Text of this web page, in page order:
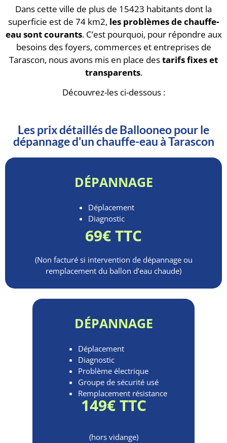
Dans cette ville de plus de 15423 habitants dont la
superficie est de 74 km2, les problèmes de chauffe-
eau sont courants. C’est pourquoi, pour répondre aux
besoins des foyers, commerces et entreprises de
Tarascon, nous avons mis en place destarifs fixes et
transparents.
Découvrez-les ci-dessous :
Les prix détaillés de Ballooneo pour le
dépannage d'un chauffe-eau à Tarascon
DÉPANNAGE
Déplacement
Diagnostic
69€ TTC
(Non facturé si intervention de dépannage ou
remplacement du ballon d’eau chaude)
DÉPANNAGE
Déplacement
Diagnostic
Problème électrique
Groupe de sécurité usé
Remplacement résistance
149€ TTC
(hors vidange)